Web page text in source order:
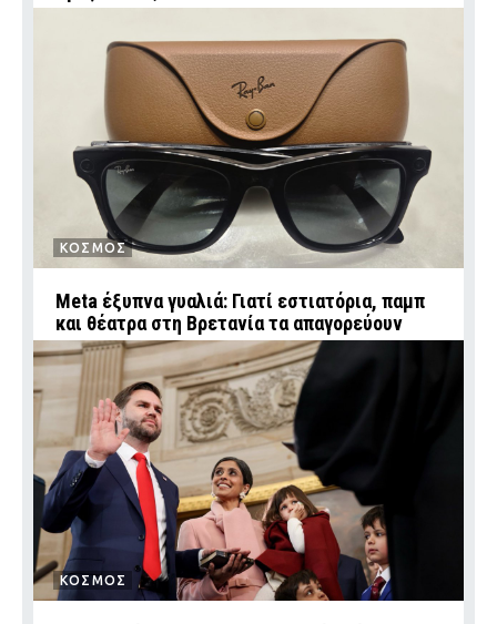
ΚΟΣΜΟΣ
Meta έξυπνα γυαλιά: Γιατί εστιατόρια, παμπ
και θέατρα στη Βρετανία τα απαγορεύουν
ΚΟΣΜΟΣ